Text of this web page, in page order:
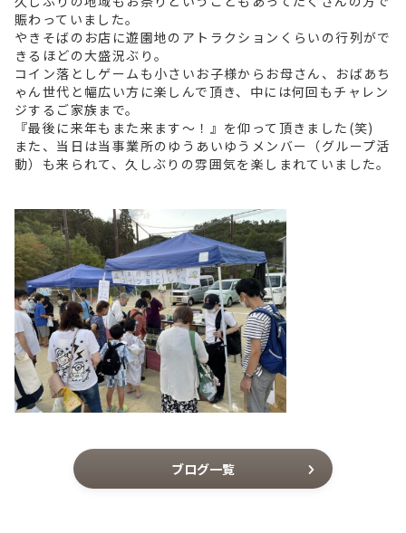
賑わっていました。
やきそばのお店に遊園地のアトラクションくらいの行列がで
きるほどの大盛況ぶり。
コイン落としゲームも小さいお子様からお母さん、おばあち
ゃん世代と幅広い方に楽しんで頂き、中には何回もチャレン
ジするご家族まで。
『最後に来年もまた来ます～！』を仰って頂きました(笑)
また、当日は当事業所のゆうあいゆうメンバー（グループ活
動）も来られて、久しぶりの雰囲気を楽しまれていました。
ブログ一覧